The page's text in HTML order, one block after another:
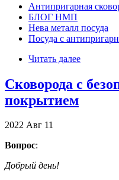
Антипригарная
БЛОГ НМП
Нева металл посуда
Посуда с
Читать далее
Сковорода с
покрытием
2022 Авг 11
Вопрос:
Добрый день!